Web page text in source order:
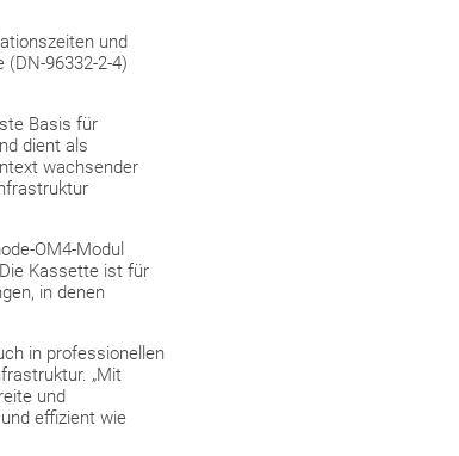
und
96332-2-4)
Basis für
dient als
wachsender
OM4-Modul
Kassette ist für
in denen
in professionellen
„Mit
und
effizient wie